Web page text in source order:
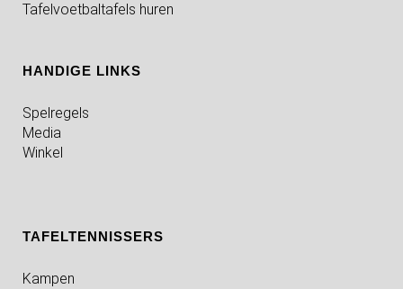
Tafelvoetbaltafels huren
HANDIGE LINKS
Spelregels
Media
Winkel
TAFELTENNISSERS
Kampen